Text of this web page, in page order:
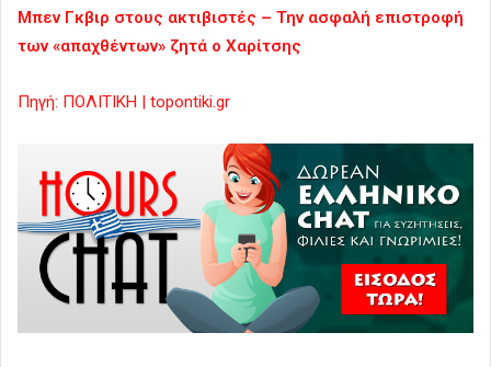
Μπεν Γκβιρ στους ακτιβιστές – Την ασφαλή επιστροφή
των «απαχθέντων» ζητά ο Χαρίτσης
Πηγή: ΠΟΛΙΤΙΚΗ | topontiki.gr